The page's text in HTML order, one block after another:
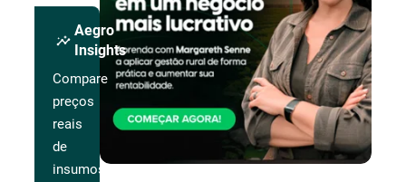
insights
Aegro
Insights
Compare
preços
reais
de
insumos